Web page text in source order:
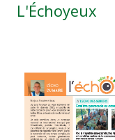
L'Échoyeux